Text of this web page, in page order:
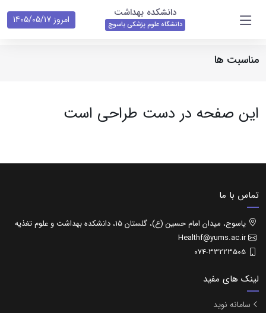
دانشکده بهداشت
دانشگاه علوم پزشکی یاسوج امروز 1405/05/17
مناسبت ها
این صفحه در دست طراحی است
تماس با ما
یاسوج، میدان امام حسین (ع)، گلستان 15، دانشکده بهداشت و علوم تغذیه
Healthf@yums.ac.ir
074-33223505
لینک های مفید
سامانه نوید